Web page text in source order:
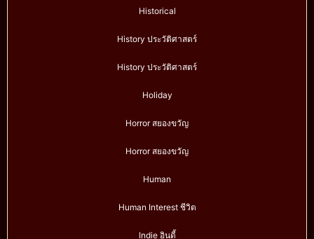
Historical
History ประวัติศาสตร์
History ประวัติศาสตร์
Holiday
Horror สยองขวัญ
Horror สยองขวัญ
Human
Human Interest ชีวิต
Indie อินดี้